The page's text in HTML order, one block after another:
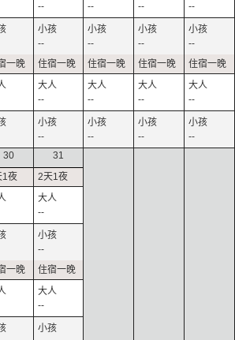
--
--
--
--
--
--
--
--
--
--
--
--
--
--
--
--
30 31
--
--
--